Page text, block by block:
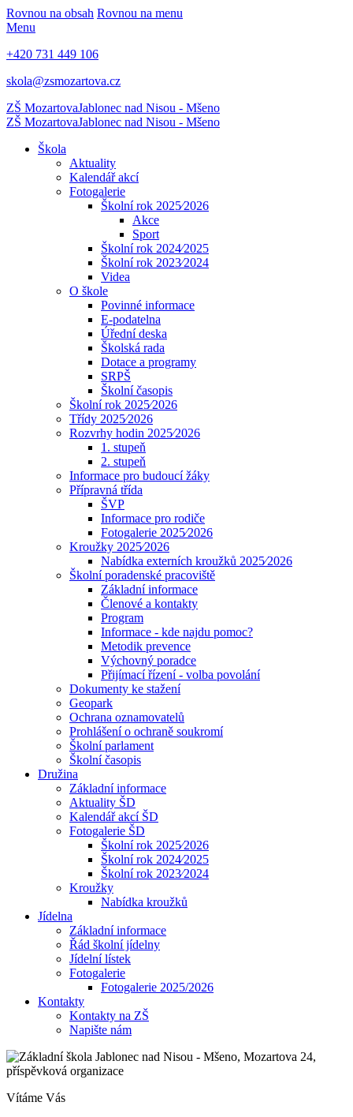
Rovnou na obsah Rovnou na menu
Menu
+420 731 449 106
skola@zsmozartova.cz
ZŠ MozartovaJablonec nad Nisou - Mšeno
ZŠ MozartovaJablonec nad Nisou - Mšeno
Škola
Aktuality
Kalendář akcí
Fotogalerie
Školní rok 2025⁄2026
Akce
Sport
Školní rok 2024⁄2025
Školní rok 2023⁄2024
Videa
O škole
Povinné informace
E-podatelna
Úřední deska
Školská rada
Dotace a programy
SRPŠ
Školní časopis
Školní rok 2025⁄2026
Třídy 2025⁄2026
Rozvrhy hodin 2025⁄2026
1. stupeň
2. stupeň
Informace pro budoucí žáky
Přípravná třída
ŠVP
Informace pro rodiče
Fotogalerie 2025⁄2026
Kroužky 2025⁄2026
Nabídka externích kroužků 2025⁄2026
Školní poradenské pracoviště
Základní informace
Členové a kontakty
Program
Informace - kde najdu pomoc?
Metodik prevence
Výchovný poradce
Přijímací řízení - volba povolání
Dokumenty ke stažení
Geopark
Ochrana oznamovatelů
Prohlášení o ochraně soukromí
Školní parlament
Školní časopis
Družina
Základní informace
Aktuality ŠD
Kalendář akcí ŠD
Fotogalerie ŠD
Školní rok 2025⁄2026
Školní rok 2024⁄2025
Školní rok 2023⁄2024
Kroužky
Nabídka kroužků
Jídelna
Základní informace
Řád školní jídelny
Jídelní lístek
Fotogalerie
Fotogalerie 2025/2026
Kontakty
Kontakty na ZŠ
Napište nám
Vítáme Vás